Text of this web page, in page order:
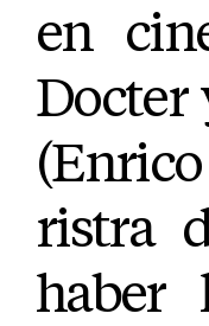
en
Docter
ristra
haber